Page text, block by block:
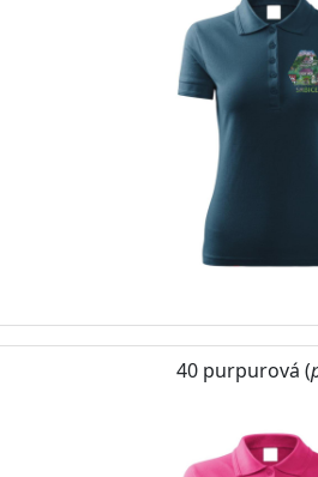
40 purpurová (